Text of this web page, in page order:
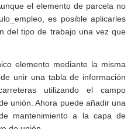
el elemento de parcela no
es posible aplicarles
del tipo de trabajo una vez que
elemento mediante la misma
unir una tabla de información
utilizando el campo
unión. Ahora puede añadir una
mantenimiento a la capa de